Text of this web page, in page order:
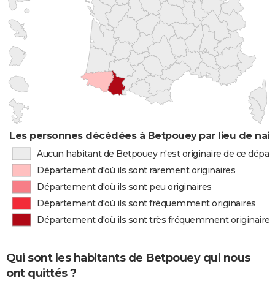
Les personnes décédées à Betpouey par lieu de
Aucun habitant de Betpouey n'est originaire de ce
Département d'où ils sont rarement originaires
Département d'où ils sont peu originaires
Département d'où ils sont fréquemment originaires
Département d'où ils sont très fréquemment originaires
Qui sont les habitants de Betpouey qui nous
ont quittés ?